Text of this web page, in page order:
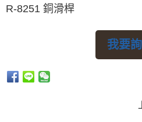
R-8251 銅滑桿
我要